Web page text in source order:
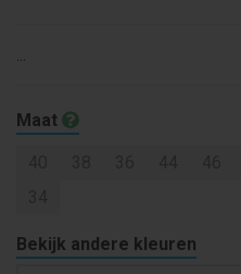
...
Maat
Bekijk andere kleuren